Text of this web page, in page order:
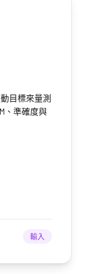
目標來量測
、準確度與
輸入